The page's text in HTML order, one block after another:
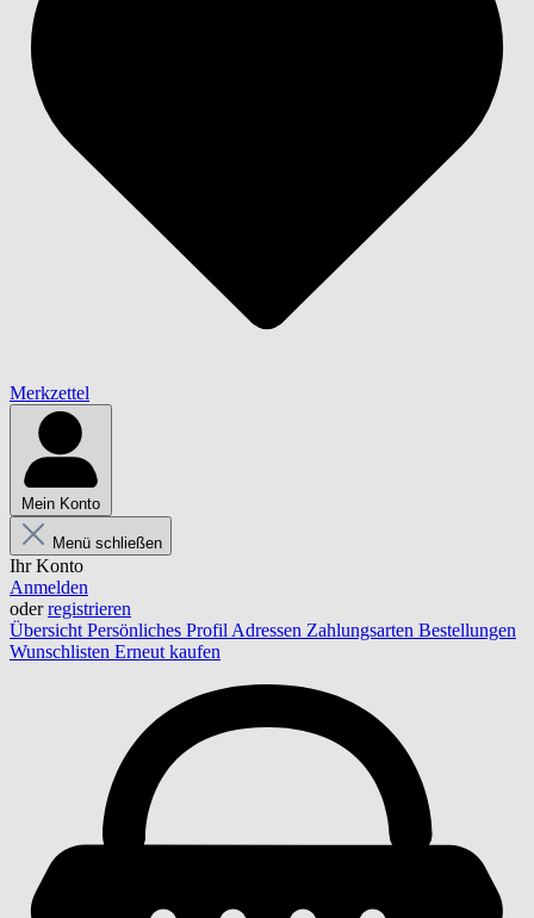
Merkzettel
Mein Konto
Menü schließen
Ihr Konto
Anmelden
oderregistrieren
Übersicht Persönliches Profil Adressen Zahlungsarten Bestellungen
Wunschlisten Erneut kaufen